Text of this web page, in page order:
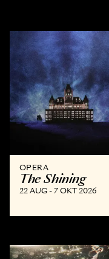
OPERA
The Shining
22 AUG - 7 OKT 2026